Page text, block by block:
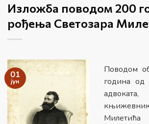
Изложба поводом 200
рођења Светозара
01
јун
Поводом
година од